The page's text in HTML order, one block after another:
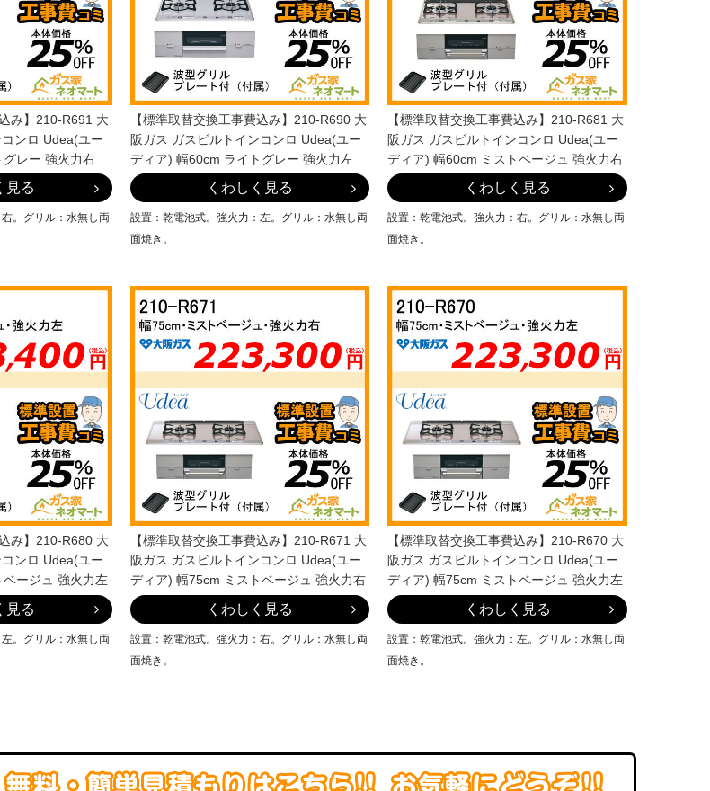
み】210-R691 大
ンロ Udea(ユー
レー 強火力右
見る
。グリル：水無し両
【標準取替交換工事費込み】210-R690 大
阪ガス ガスビルトインコンロ Udea(ユー
ディア) 幅60cm ライトグレー 強火力左
くわしく見る
設置：乾電池式。強火力：左。グリル：水無し両
面焼き。
【標準取替交換工事費込み】210-R681 大
阪ガス ガスビルトインコンロ Udea(ユー
ディア) 幅60cm ミストベージュ 強火力右
くわしく見る
設置：乾電池式。強火力：右。グリル：水無し両
面焼き。
み】210-R680 大
ンロ Udea(ユー
ージュ 強火力左
見る
。グリル：水無し両
【標準取替交換工事費込み】210-R671 大
阪ガス ガスビルトインコンロ Udea(ユー
ディア) 幅75cm ミストベージュ 強火力右
くわしく見る
設置：乾電池式。強火力：右。グリル：水無し両
面焼き。
【標準取替交換工事費込み】210-R670 大
阪ガス ガスビルトインコンロ Udea(ユー
ディア) 幅75cm ミストベージュ 強火力左
くわしく見る
設置：乾電池式。強火力：左。グリル：水無し両
面焼き。